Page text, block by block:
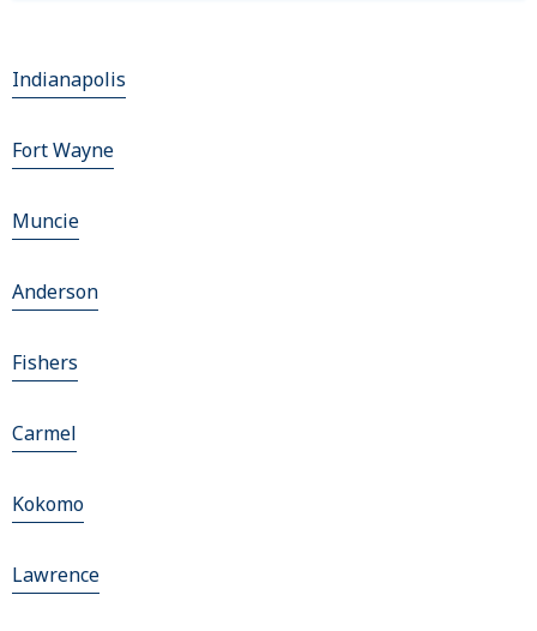
Indianapolis
Fort Wayne
Muncie
Anderson
Fishers
Carmel
Kokomo
Lawrence